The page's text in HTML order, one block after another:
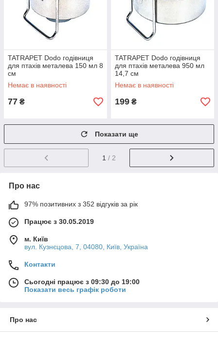
TATRAPET Dodo годівниця
для птахів металева 150 мл 8
см
Немає в наявності
77 ₴
TATRAPET Dodo годівниця
для птахів металева 950 мл
14,7 см
Немає в наявності
199 ₴
Показати ще
1 / 2
Про нас
97% позитивних з 352 відгуків за рік
Працює з 30.05.2019
м. Київ
вул. Кузнєцова, 7, 04080, Київ, Україна
Контакти
Сьогодні працює з 09:30 до 19:00
Показати весь графік роботи
Про нас